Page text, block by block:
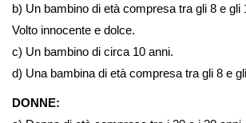
b) Un bambino di età compresa tra gli 8 e gli
Volto innocente e dolce.
c) Un bambino di circa 10 anni.
d) Una bambina di età compresa tra gli 8 e
DONNE: